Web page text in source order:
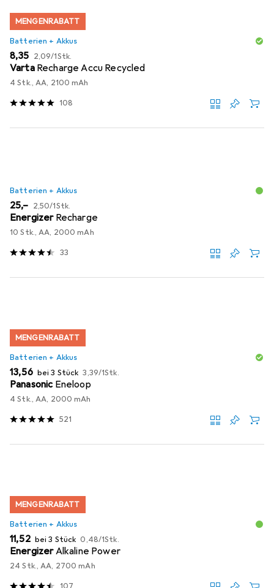
MENGENRABATT
Batterien + Akkus
EUR
8,35 EUR
2,09/1Stk.
Varta Recharge Accu Recycled
4 Stk., AA, 2100 mAh
108
Batterien + Akkus
EUR
25,– EUR
2,50/1Stk.
Energizer Recharge
10 Stk., AA, 2000 mAh
33
MENGENRABATT
Batterien + Akkus
EUR
13,56 bei 3 Stück EUR
3,39/1Stk.
Panasonic Eneloop
4 Stk., AA, 2000 mAh
521
MENGENRABATT
Batterien + Akkus
EUR
11,52 bei 3 Stück EUR
0,48/1Stk.
EnergizerAlkaline Power
24 Stk., AA, 2700 mAh